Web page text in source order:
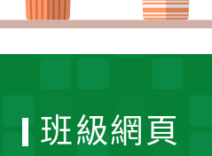
班級網頁